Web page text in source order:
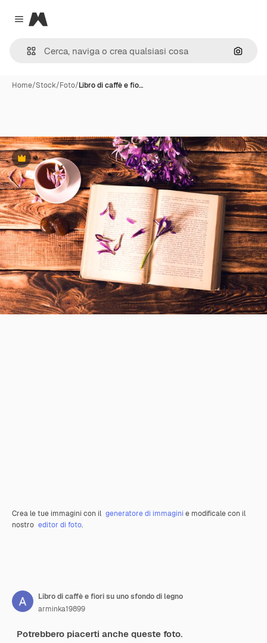
Close menu
Magnific
Cerca
Home/Stock/Foto/Libro di caffè e fio…
Premium
Crea le tue immagini con il generatore di immagini e modificale con il
nostro editor di foto.
Libro di caffè e fiori su uno sfondo di legno
arminka19899
Potrebbero piacerti anche queste foto.